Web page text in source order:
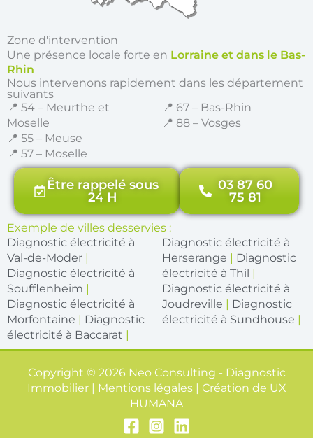
Zone d'intervention
Une présence locale forte en Lorraine et dans le Bas-
Rhin
Nous intervenons rapidement dans les département
suivants
📍 54 – Meurthe et
Moselle
📍 55 – Meuse
📍 57 – Moselle
📍 67 – Bas-Rhin
📍 88 – Vosges
Être rappelé sous
24 H
03 87 60
75 81
Exemple de villes desservies :
Diagnostic électricité à
Val-de-Moder |
Diagnostic électricité à
Soufflenheim |
Diagnostic électricité à
Morfontaine | Diagnostic
électricité à Baccarat |
Diagnostic électricité à
Herserange | Diagnostic
électricité à Thil |
Diagnostic électricité à
Joudreville | Diagnostic
électricité à Sundhouse |
Copyright © 2026 Neo Consulting - Diagnostic
Immobilier | Mentions légales | Création de UX
HUMANA